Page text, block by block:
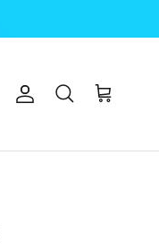
Account
Cerca Carrello